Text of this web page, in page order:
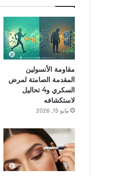
ب
ك
ت
ي
ر
س
مقاومة الأنسولين
المقدمة الصامتة لمرض
السكري و4 تحاليل
لاستكشافه
مايو 15, 2026